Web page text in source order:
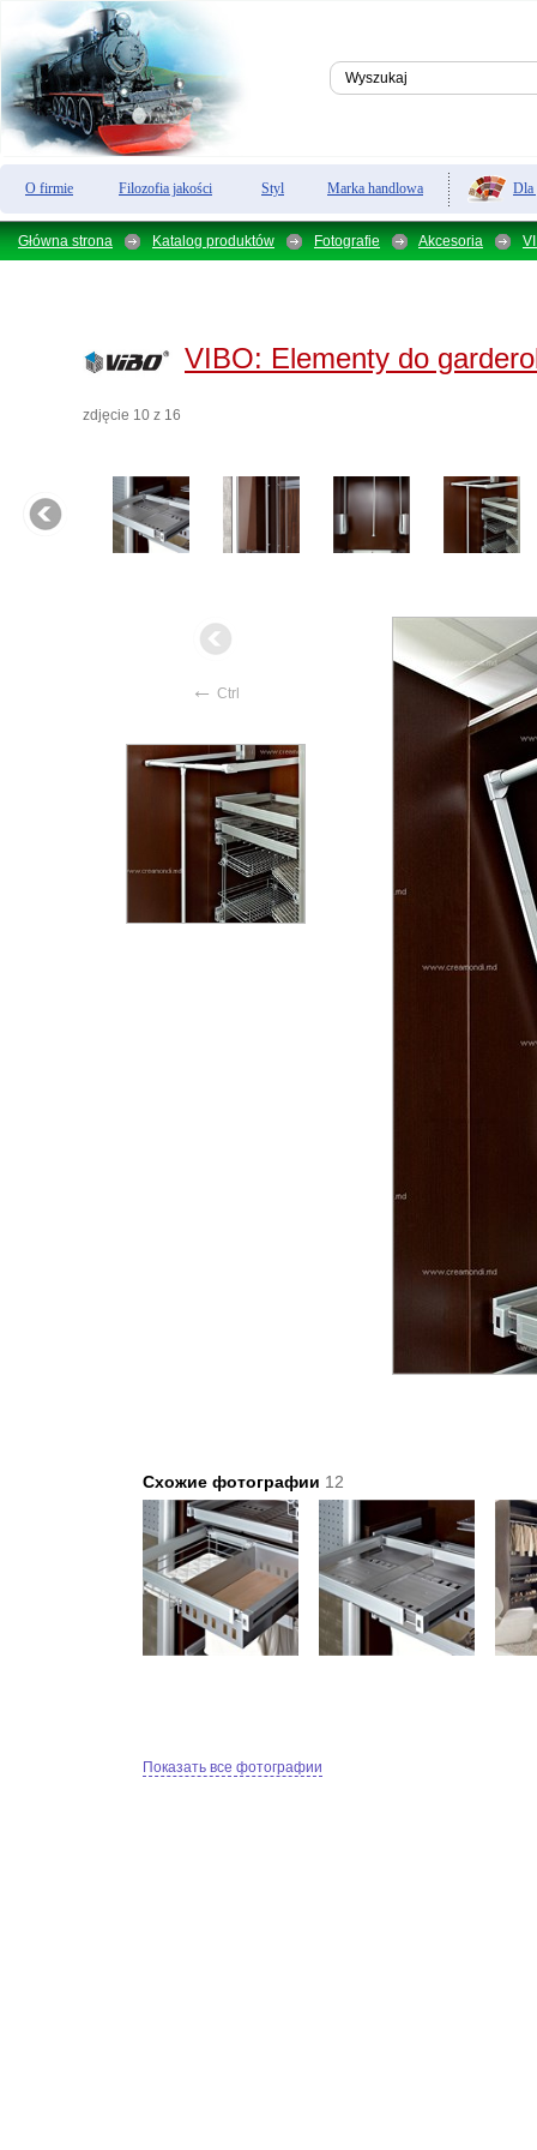
O firmie Filozofia jakości Styl Marka handlowa Dla
Główna strona Katalog produktów Fotografie Akcesoria
VIBO: Elementy do
zdjęcie 10 z 16
← Ctrl
Схожие фотографии 12
Показать все фотографии